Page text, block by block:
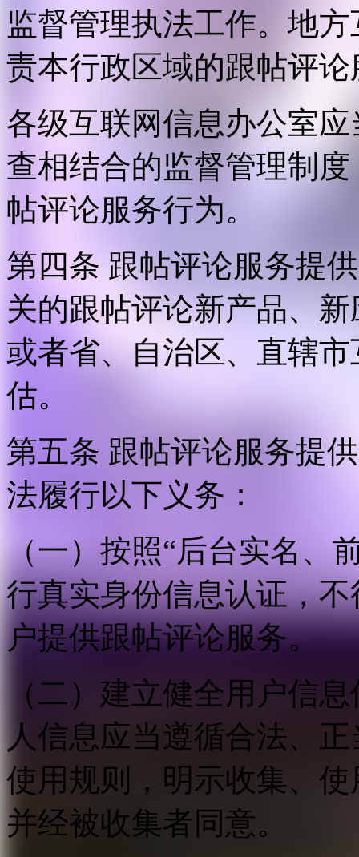
监督管理执法工作。地
责本行政区域的跟帖评
各级互联网信息办公室
查相结合的监督管理制
帖评论服务行为。
第四条 跟帖评论服务提
关的跟帖评论新产品、
或者省、自治区、直辖
估。
第五条 跟帖评论服务提
法履行以下义务：
（一）按照“后台实名、
行真实身份信息认证，
户提供跟帖评论服务。
（二）建立健全用户信
人信息应当遵循合法、
使用规则，明示收集、
并经被收集者同意。